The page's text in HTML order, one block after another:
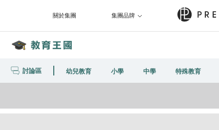
關於集團 集團品牌
討論區 幼兒教育 小學 中學 特殊教育